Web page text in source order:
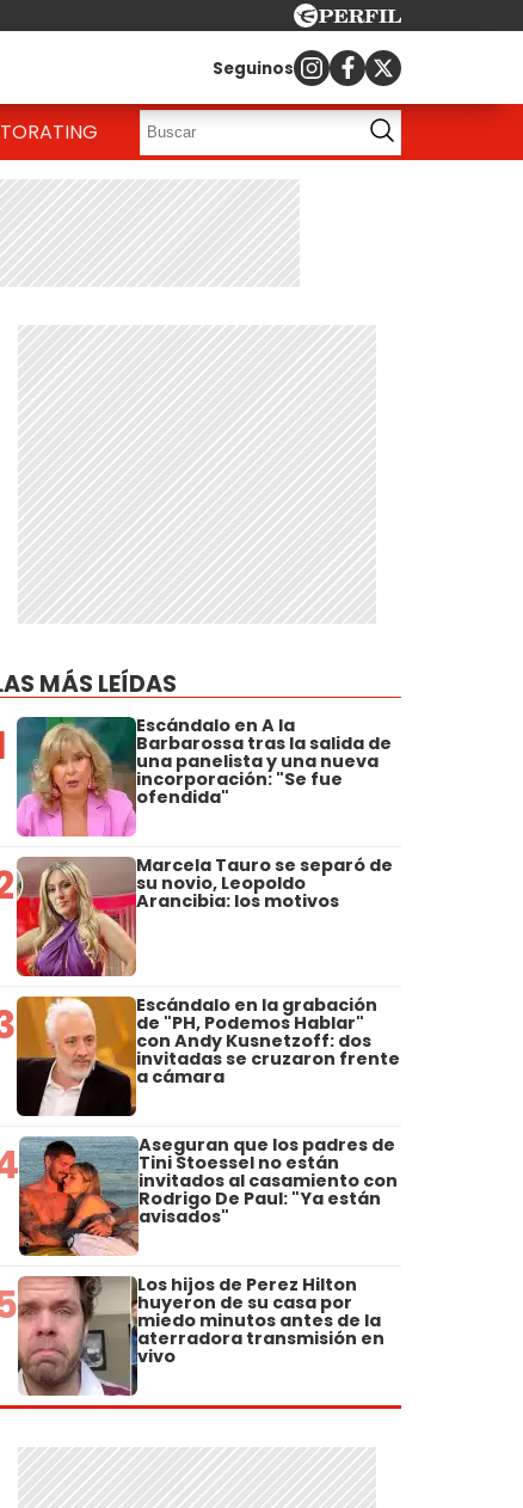
Seguinos
RATING
MÁS LEÍDAS
Escándalo en A la
Barbarossa tras la salida de
una panelista y una nueva
incorporación: "Se fue
ofendida"
Marcela Tauro se separó de
su novio, Leopoldo
Arancibia: los motivos
Escándalo en la grabación
de "PH, Podemos Hablar"
con Andy Kusnetzoff: dos
invitadas se cruzaron frente
a cámara
Aseguran que los padres de
Tini Stoessel no están
invitados al casamiento con
Rodrigo De Paul: "Ya están
avisados"
Los hijos de Perez Hilton
huyeron de su casa por
miedo minutos antes de la
aterradora transmisión en
vivo